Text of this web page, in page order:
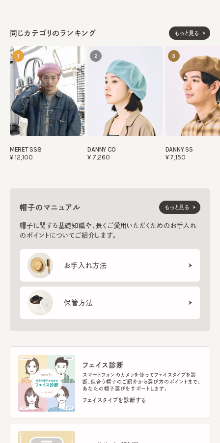
同じカテゴリのランキング もっと見る
1
MERET SS8
¥12,100
2
DANNY CO
¥7,260
3
DANNY SS
¥7,150
帽子のマニュアル
帽子に関する基礎知識や、長くご愛用いただくためのお手入れ
のポイントについてご紹介します。
お手入れ方法
保管方法
もっと見る
フェイス診断
スマートフォンのカメラを使ってフェイスタイプを診
断。似合う帽子のご紹介から選び方のポイントまで、
あなたの帽子選びをサポートします。
フェイスタイプを診断する